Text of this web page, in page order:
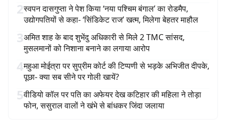
2स्वपन दासगुप्ता ने पेश किया ‘नया पश्चिम बंगाल’ का रोडमैप,
उद्योगपतियों से कहा- ‘सिंडिकेट राज’ खत्म, मिलेगा बेहतर माहौल
3अमित शाह के बाद शुभेंदु अधिकारी से मिले 2 TMC सांसद,
मुसलमानों को निशाना बनाने का लगाया आरोप
4महुआ मोईत्रा पर सुप्रीम कोर्ट की टिप्पणी से भड़के अभिजीत दीपके,
पूछा- क्या सब सीने पर गोली खायें?
5वीडियो कॉल पर पति का अफेयर देख कटिहार की महिला ने तोड़ा
फोन, ससुराल वालों ने खंभे से बांधकर जिंदा जलाया